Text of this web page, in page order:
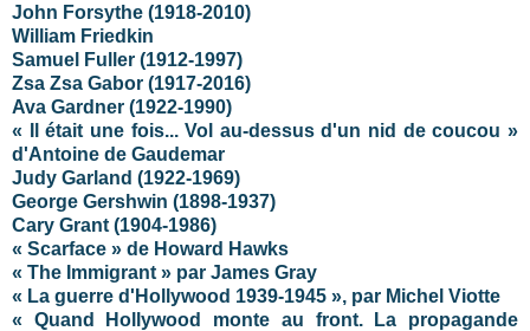
John Forsythe (1918-2010)
William Friedkin
Samuel Fuller (1912-1997)
Zsa Zsa Gabor (1917-2016)
Ava Gardner (1922-1990)
« Il était une fois... Vol au-dessus d'un nid de coucou »
d'Antoine de Gaudemar
Judy Garland (1922-1969)
George Gershwin (1898-1937)
Cary Grant (1904-1986)
« Scarface » de Howard Hawks
« The Immigrant » par James Gray
« La guerre d'Hollywood 1939-1945 », par Michel Viotte
« Quand Hollywood monte au front. La propagande